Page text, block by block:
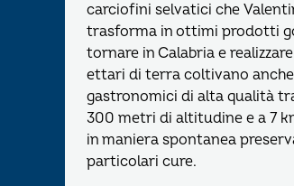
carciofini selvatici che
trasforma in ottimi prodotti
tornare in Calabria e
ettari di terra coltivano
gastronomici di alta qualità
300 metri di altitudine e a 7
in maniera spontanea
particolari cure.